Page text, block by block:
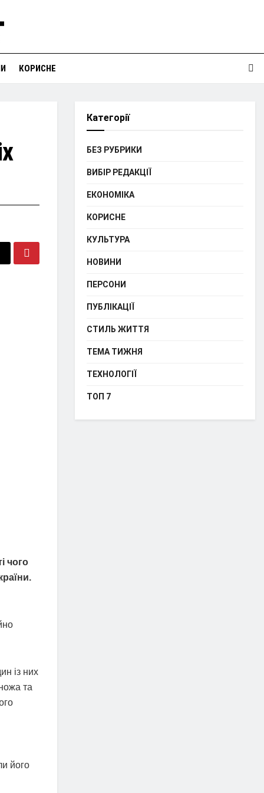
КОРИСНЕ
чого
із них
та
його
Категорії
БЕЗ РУБРИКИ
ВИБІР РЕДАКЦІЇ
ЕКОНОМІКА
КОРИСНЕ
КУЛЬТУРА
НОВИНИ
ПЕРСОНИ
ПУБЛІКАЦІЇ
СТИЛЬ ЖИТТЯ
ТЕМА ТИЖНЯ
ТЕХНОЛОГІЇ
ТОП 7